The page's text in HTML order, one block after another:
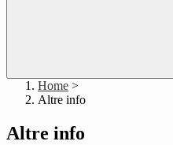
Home >
Altre info
Altre info